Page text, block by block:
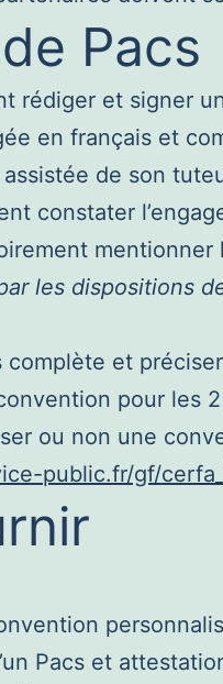
Pacs
rédiger et signer
en français et
de son
constater
les dispositions
et
pour les
ou non une
public.fr/gf/
Pacs et